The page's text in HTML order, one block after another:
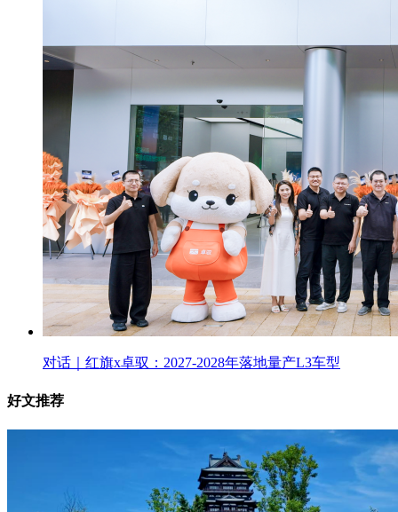
对话｜红旗x卓驭：2027-2028年落地量产L3车型
好文推荐